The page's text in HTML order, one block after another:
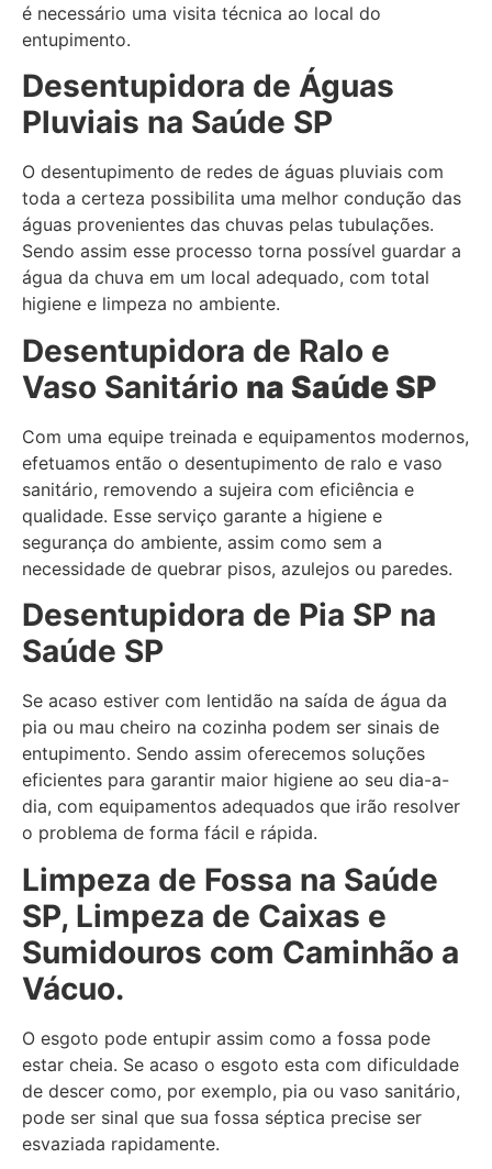
é necessário uma visita técnica ao local do
entupimento.
Desentupidora de Águas
Pluviais na Saúde SP
O desentupimento de redes de águas pluviais com
toda a certeza possibilita uma melhor condução das
águas provenientes das chuvas pelas tubulações.
Sendo assim esse processo torna possível guardar a
água da chuva em um local adequado, com total
higiene e limpeza no ambiente.
Desentupidora de Ralo e
Vaso Sanitário na Saúde SP
Com uma equipe treinada e equipamentos modernos,
efetuamos então o desentupimento de ralo e vaso
sanitário, removendo a sujeira com eficiência e
qualidade. Esse serviço garante a higiene e
segurança do ambiente, assim como sem a
necessidade de quebrar pisos, azulejos ou paredes.
Desentupidora de Pia SP na
Saúde SP
Se acaso estiver com lentidão na saída de água da
pia ou mau cheiro na cozinha podem ser sinais de
entupimento. Sendo assim oferecemos soluções
eficientes para garantir maior higiene ao seu dia-a-
dia, com equipamentos adequados que irão resolver
o problema de forma fácil e rápida.
Limpeza de Fossa na Saúde
SP, Limpeza de Caixas e
Sumidouros com Caminhão a
Vácuo.
O esgoto pode entupir assim como a fossa pode
estar cheia. Se acaso o esgoto esta com dificuldade
de descer como, por exemplo, pia ou vaso sanitário,
pode ser sinal que sua fossa séptica precise ser
esvaziada rapidamente.